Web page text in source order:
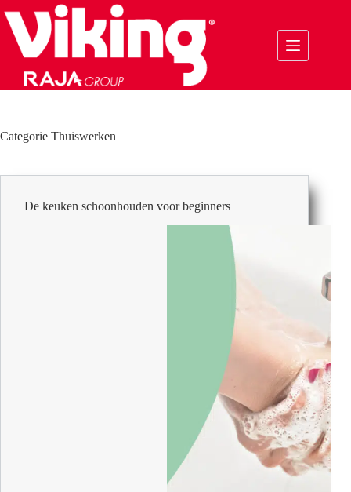
naar
inhoud
Categorie Thuiswerken
De keuken schoonhouden voor beginners